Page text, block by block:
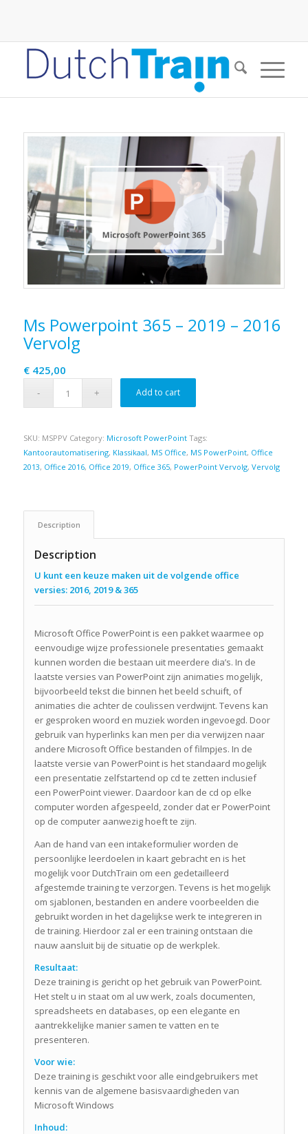
Ms Powerpoint 365 – 2019 – 2016
Vervolg
€425,00
Add to cart
SKU: MSPPV Category: Microsoft PowerPoint Tags:
Kantoorautomatisering, Klassikaal, MS Office, MS PowerPoint, Office
2013, Office 2016, Office 2019, Office 365, PowerPoint Vervolg, Vervolg
Description
Description
U kunt een keuze maken uit de volgende office
versies: 2016, 2019 & 365
Microsoft Office PowerPoint is een pakket waarmee op
eenvoudige wijze professionele presentaties gemaakt
kunnen worden die bestaan uit meerdere dia’s. In de
laatste versies van PowerPoint zijn animaties mogelijk,
bijvoorbeeld tekst die binnen het beeld schuift, of
animaties die achter de coulissen verdwijnt. Tevens kan
er gesproken woord en muziek worden ingevoegd. Door
gebruik van hyperlinks kan men per dia verwijzen naar
andere Microsoft Office bestanden of filmpjes. In de
laatste versie van PowerPoint is het standaard mogelijk
een presentatie zelfstartend op cd te zetten inclusief
een PowerPoint viewer. Daardoor kan de cd op elke
computer worden afgespeeld, zonder dat er PowerPoint
op de computer aanwezig hoeft te zijn.
Aan de hand van een intakeformulier worden de
persoonlijke leerdoelen in kaart gebracht en is het
mogelijk voor DutchTrain om een gedetailleerd
afgestemde training te verzorgen. Tevens is het mogelijk
om sjablonen, bestanden en andere voorbeelden die
gebruikt worden in het dagelijkse werk te integreren in
de training. Hierdoor zal er een training ontstaan die
nauw aansluit bij de situatie op de werkplek.
Resultaat:
Deze training is gericht op het gebruik van PowerPoint.
Het stelt u in staat om al uw werk, zoals documenten,
spreadsheets en databases, op een elegante en
aantrekkelijke manier samen te vatten en te
presenteren.
Voor wie:
Deze training is geschikt voor alle eindgebruikers met
kennis van de algemene basisvaardigheden van
Microsoft Windows
Inhoud: